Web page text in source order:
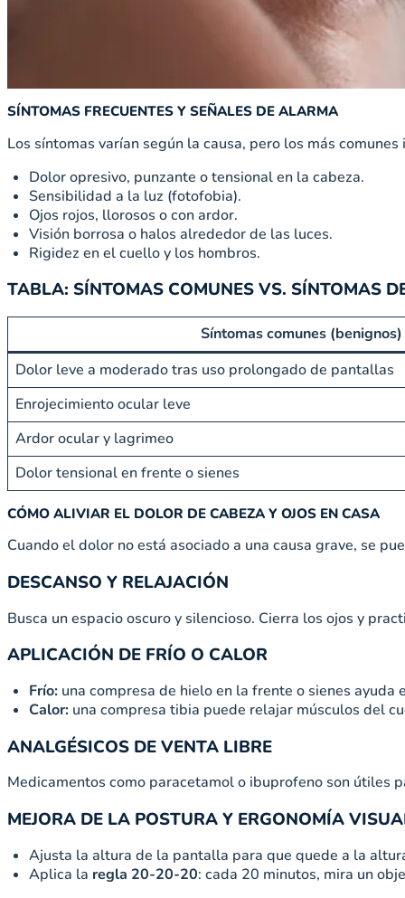
SÍNTOMAS FRECUENTES Y SEÑALES DE ALARMA
Los síntomas varían según la causa, pero los más comunes
Dolor opresivo, punzante o tensional en la cabeza.
Sensibilidad a la luz (fotofobia).
Ojos rojos, llorosos o con ardor.
Visión borrosa o halos alrededor de las luces.
Rigidez en el cuello y los hombros.
TABLA: SÍNTOMAS COMUNES VS. SÍNTOMAS
Síntomas comunes (benignos)
Dolor leve a moderado tras uso prolongado de pantallas
Enrojecimiento ocular leve
Ardor ocular y lagrimeo
Dolor tensional en frente o sienes
CÓMO ALIVIAR EL DOLOR DE CABEZA Y OJOS EN CASA
Cuando el dolor no está asociado a una causa grave, se
DESCANSO Y RELAJACIÓN
Busca un espacio oscuro y silencioso. Cierra los ojos y
APLICACIÓN DE FRÍO O CALOR
Frío: una compresa de hielo en la frente o sienes ayuda
Calor: una compresa tibia puede relajar músculos del
ANALGÉSICOS DE VENTA LIBRE
Medicamentos como paracetamol o ibuprofeno son útiles
MEJORA DE LA POSTURA Y ERGONOMÍA
Ajusta la altura de la pantalla para que quede a la
Aplica la regla 20-20-20: cada 20 minutos, mira un